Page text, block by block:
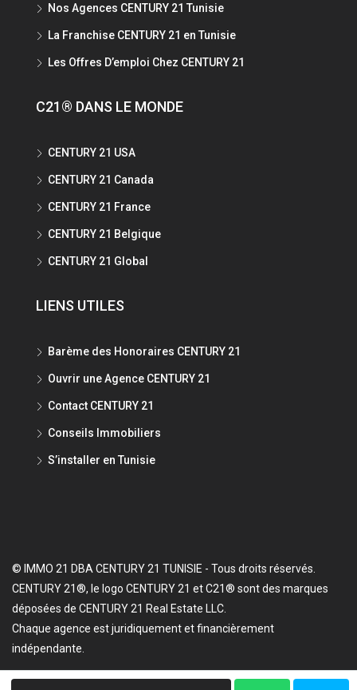
Nos Agences CENTURY 21 Tunisie
La Franchise CENTURY 21 en Tunisie
Les Offres D’emploi Chez CENTURY 21
C21® DANS LE MONDE
CENTURY 21 USA
CENTURY 21 Canada
CENTURY 21 France
CENTURY 21 Belgique
CENTURY 21 Global
LIENS UTILES
Barème des Honoraires CENTURY 21
Ouvrir une Agence CENTURY 21
Contact CENTURY 21
Conseils Immobiliers
S’installer en Tunisie
© IMMO 21 DBA CENTURY 21 TUNISIE - Tous droits réservés.
CENTURY 21®, le logo CENTURY 21 et C21® sont des marques
déposées de CENTURY 21 Real Estate LLC.
Chaque agence est juridiquement et financièrement
indépendante.